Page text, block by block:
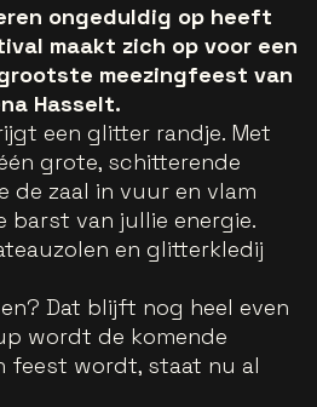
ongeduldig op heeft
maakt zich op voor een
meezingfeest van
Hasselt.
een glitter randje. Met
grote, schitterende
de zaal in vuur en vlam
barst van jullie energie.
en glitterkledij
Dat blijft nog heel even
wordt de komende
feest wordt, staat nu al